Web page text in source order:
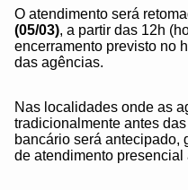
O atendimento será
(05/03), a partir das 12h
encerramento previsto no
das agências.
Nas localidades onde as
tradicionalmente antes
bancário será antecipado,
de atendimento presencial